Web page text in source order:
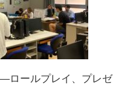
ロールプレイ、プレゼ